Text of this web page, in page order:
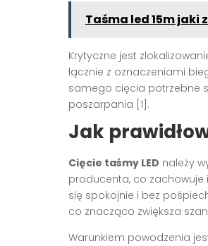
Taśma led 15m jaki
Krytyczne jest
łącznie z oznaczeniami
samego cięcia potrzebne
poszarpania [1].
Jak
Cięcie taśmy LED należy
producenta, co
się spokojnie i bez
co znacząco zwiększa
Warunkiem powodzenia